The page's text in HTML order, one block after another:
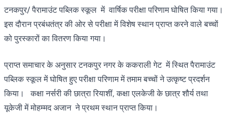
टनकपुर/ पैरामाउंट पब्लिक स्कूल में वार्षिक परीक्षा परिणाम घोषित किया गया।
इस दौरान प्रबंधतंत्र की ओर से परीक्षा में विशेष स्थान प्राप्त करने वाले बच्चों
को पुरस्कारों का वितरण किया गया।
प्राप्त समाचार के अनुसार टनकपुर नगर के ककराली गेट में स्थित पैरामाउंट
पब्लिक स्कूल में घोषित हुए परीक्षा परिणाम में तमाम बच्चों ने उत्कृष्ट प्रदर्शन
किया। कक्षा नर्सरी की छात्रा रियाशीं, कक्षा एलकेजी के छात्र शौर्य तथा
यूकेजी में मोहम्मद अजान ने प्रथम स्थान प्राप्त किया।